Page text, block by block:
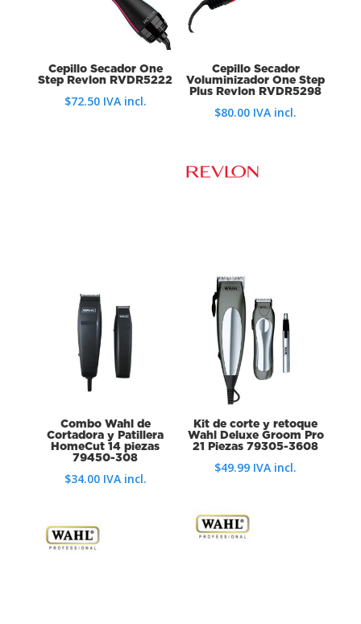
Cepillo Secador One
Step Revlon RVDR5222
$72.50 IVA incl.
Cepillo Secador
Voluminizador One Step
Plus Revlon RVDR5298
$80.00 IVA incl.
Combo Wahl de
Cortadora y Patillera
HomeCut 14 piezas
79450-308
$34.00 IVA incl.
Kit de corte y retoque
Wahl Deluxe Groom Pro
21 Piezas 79305-3608
$49.99 IVA incl.